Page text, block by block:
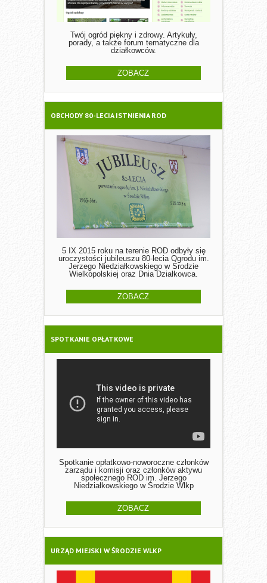
Twój ogród piękny i zdrowy. Artykuły,
porady, a także forum tematyczne dla
działkowców.
ZOBACZ
OBCHODY 80-LECIA ISTNIENIA ROD
5 IX 2015 roku na terenie ROD odbyły się
uroczystości jubileuszu 80-lecia Ogrodu im.
Jerzego Niedziałkowskiego w Środzie
Wielkopolskiej oraz Dnia Działkowca.
ZOBACZ
SPOTKANIE OPŁATKOWE
Spotkanie opłatkowo-noworoczne członków
zarządu i komisji oraz członków aktywu
społecznego ROD im. Jerzego
Niedziałkowskiego w Środzie Wlkp
ZOBACZ
URZĄD MIEJSKI W ŚRODZIE WLKP